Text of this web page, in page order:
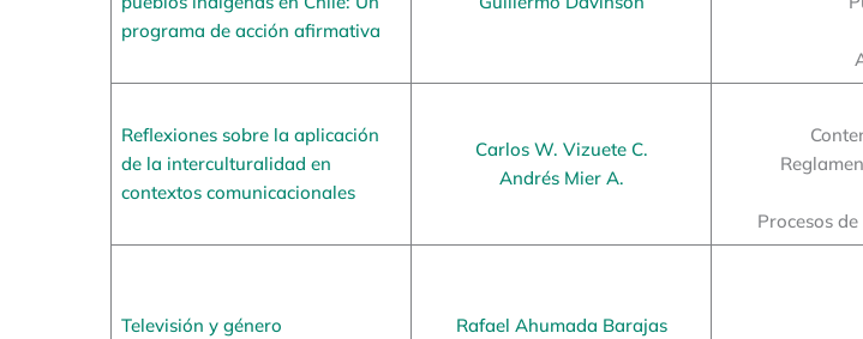
programa de acción afirmativa
Reflexiones sobre la aplicación
de la interculturalidad en
contextos comunicacionales
Carlos W. Vizuete C.
Andrés Mier A.
Procesos
Televisión y género Rafael Ahumada Barajas